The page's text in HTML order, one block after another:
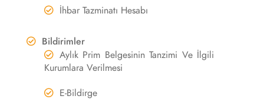
İhbar Tazminatı Hesabı
Bildirimler
Aylık Prim Belgesinin Tanzimi Ve İlgili
Kurumlara Verilmesi
E-Bildirge